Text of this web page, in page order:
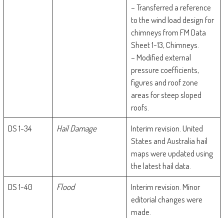
– Transferred a reference
to the wind load design for
chimneys from FM Data
Sheet 1-13, Chimneys.
– Modified external
pressure coefficients,
figures and roof zone
areas for steep sloped
roofs.
DS 1-34
Hail Damage
Interim revision. United
States and Australia hail
maps were updated using
the latest hail data.
DS 1-40
Flood
Interim revision. Minor
editorial changes were
made.